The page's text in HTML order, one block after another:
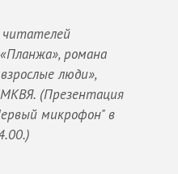
романа
люди»,
(Презентация
микрофон" в